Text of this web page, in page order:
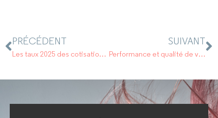
PRÉCÉDENT
Les taux 2025 des cotisations AT/MP sont publiés.
SUIVANT
Performance et qualité de vie au travail : l’action sociale d’AG2R LA MONDIALE adapte son offre pour les entreprises et leurs salariés